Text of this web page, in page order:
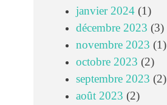
janvier 2024(1)
décembre 2023 (3)
novembre 2023 (1)
octobre 2023 (2)
septembre 2023 (2)
août 2023 (2)